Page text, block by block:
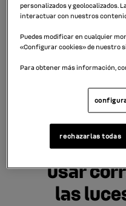
20.10.2025
Niebla
usar
las
personalizados y geolocalizados.
interactuar con nuestros
Puedes modificar en cualquier
«Configurar cookies» de nuestro
Para obtener más información,
rechazarlas todas